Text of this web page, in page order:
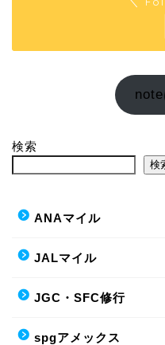
検索
検
ANAマイル
JALマイル
JGC・SFC修行
spgアメックス